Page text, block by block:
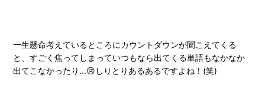
一生懸命考えているところにカウントダウンが聞こえてくる
と、すごく焦ってしまっていつもなら出てくる単語もなかなか
出てこなかったり...😢しりとりあるあるですよね！(笑)